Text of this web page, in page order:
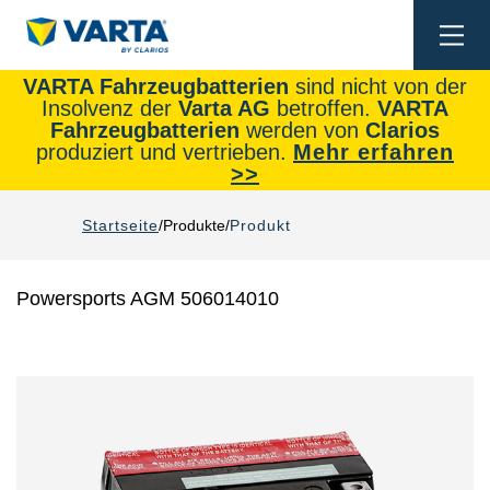
VARTA Fahrzeugbatterien sind nicht von der
Insolvenz der Varta AG betroffen. VARTA
Fahrzeugbatterien werden von Clarios
produziert und vertrieben. Mehr erfahren
>>
Startseite Produkte Produkt
Powersports AGM 506014010